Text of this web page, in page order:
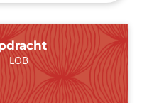
LOB